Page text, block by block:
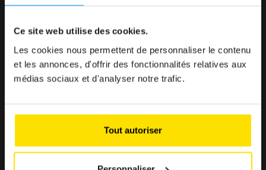
Ce site web utilise des cookies.
Les cookies nous permettent de personnaliser le contenu
et les annonces, d'offrir des fonctionnalités relatives aux
médias sociaux et d'analyser notre trafic.
Tout autoriser
Parce que profiter du Club doit être simple, rapide et
sans effort.
> 500 € d'économie
Des offres sélectionnées pour renforcer votre pouvoir